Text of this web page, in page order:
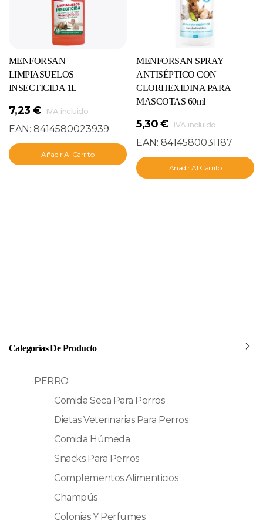
MENFORSAN
LIMPIASUELOS
INSECTICIDA 1L
7,23 € IVA incluido
EAN: 8414580023939
Añadir Al Carrito
MENFORSAN SPRAY
ANTISÉPTICO CON
CLORHEXIDINA PARA
MASCOTAS 60ml
5,30€ IVA incluido
EAN:8414580031187
Añadir Al Carrito
Categorías De Producto
PERRO
Comida Seca Para Perros
Dietas Veterinarias Para Perros
Comida Húmeda
Snacks Para Perros
Complementos Alimenticios
Champús
Colonias Y Perfumes